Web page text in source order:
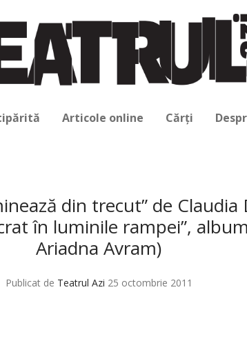
Articole online Cărți
din trecut” de Claudia
în luminile rampei”,
Ariadna Avram)
Publicat de Teatrul Azi 25 octombrie 2011